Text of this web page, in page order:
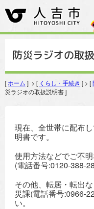
防災ラジオの取
[ ホーム ] > [ くらし・手続き ] > [
災ラジオの取扱説明書 ]
現在、全世帯に配布
明書です。
使用方法などでご不
(電話番号:0120-388-
その他、転居・転出
災課(電話番号:0966-
い。